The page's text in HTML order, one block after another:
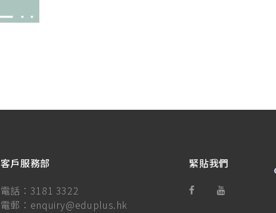
客戶服務部
電話： 3181 3322
電郵： enquiry@eduplus.hk
緊貼我們